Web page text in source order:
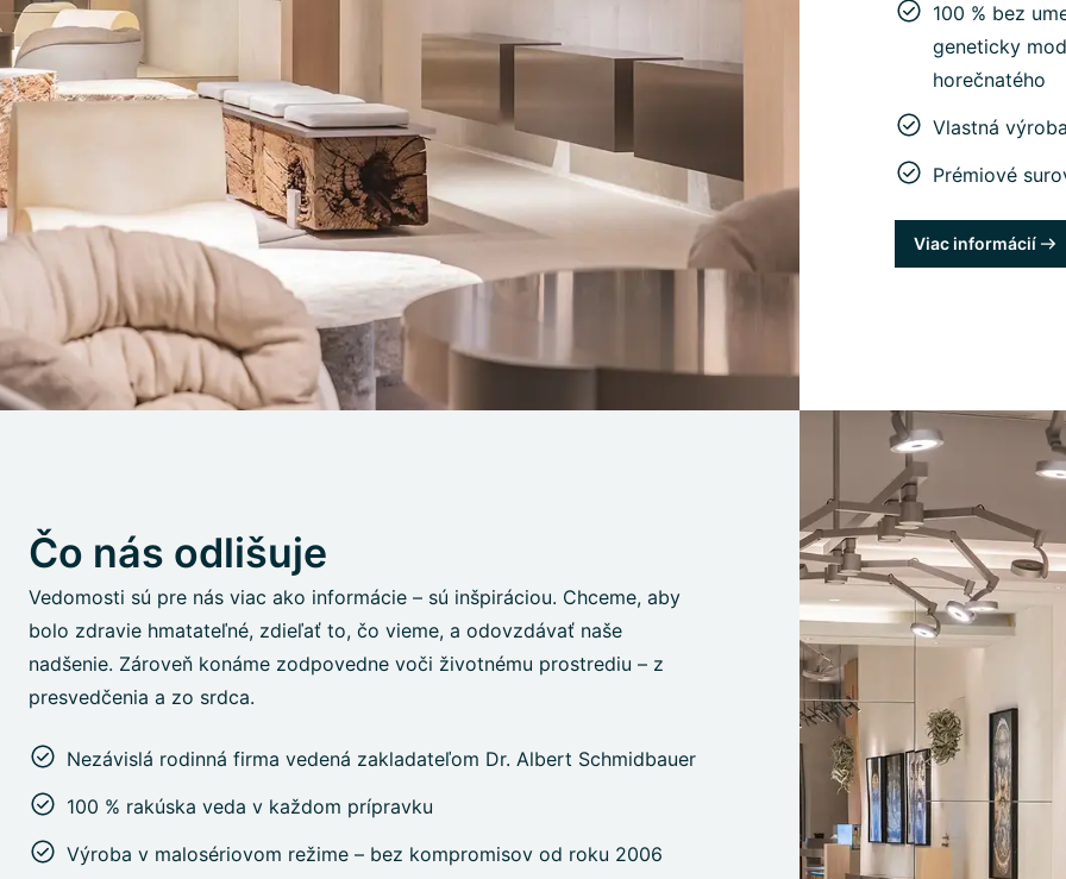
100 % bez
geneticky
horečnatého
Vlastná
Prémiové
Viac informácií
Čo nás odlišuje
Vedomosti sú pre nás viac ako informácie – sú inšpiráciou. Chceme, aby
bolo zdravie hmatateľné, zdieľať to, čo vieme, a odovzdávať naše
nadšenie. Zároveň konáme zodpovedne voči životnému prostrediu – z
presvedčenia a zo srdca.
Nezávislá rodinná firma vedená zakladateľom Dr. Albert Schmidbauer
100 % rakúska veda v každom prípravku
Výroba v malosériovom režime – bez kompromisov od roku 2006